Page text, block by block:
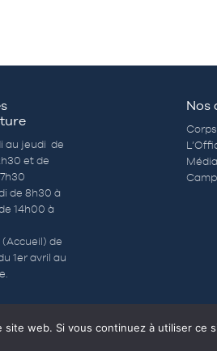
au jeudi de
et de
de 8h30 à
14h00 à
(Accueil) de
1er avril au
Nos
web. Si vous continuez à utiliser ce